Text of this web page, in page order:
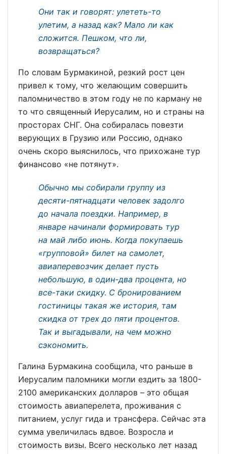
Они так и говорят: улететь-то
улетим, а назад как? Мало ли как
сложится. Пешком, что ли,
возвращаться?
По словам Бурмакиной, резкий рост цен
привел к тому, что желающим совершить
паломничество в этом году не по карману не
то что священный Иерусалим, но и страны на
просторах СНГ. Она собиралась повезти
верующих в Грузию или Россию, однако
очень скоро выяснилось, что прихожане тур
финансово «не потянут».
Обычно мы собирали группу из
десяти-пятнадцати человек задолго
до начала поездки. Например, в
январе начинали формировать тур
на май либо июнь. Когда покупаешь
«групповой» билет на самолет,
авиаперевозчик делает пусть
небольшую, в один-два процента, но
все-таки скидку. С бронированием
гостиницы такая же история, там
скидка от трех до пяти процентов.
Так и выгадывали, на чем можно
сэкономить.
Галина Бурмакина сообщила, что раньше в
Иерусалим паломники могли ездить за 1800-
2100 американских долларов – это общая
стоимость авиаперелета, проживания с
питанием, услуг гида и трансфера. Сейчас эта
сумма увеличилась вдвое. Возросла и
стоимость визы. Всего несколько лет назад